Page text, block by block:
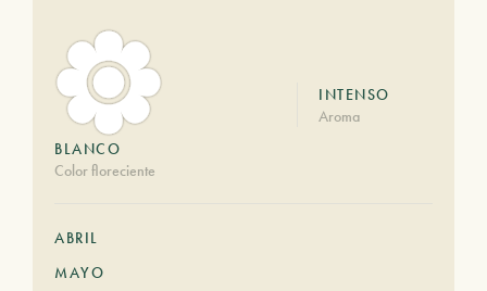
BLANCO
Color floreciente
INTENSO
Aroma
ABRIL
MAYO